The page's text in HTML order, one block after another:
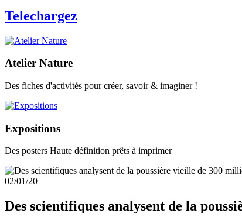
Telechargez
Atelier Nature
Des fiches d'activités pour créer, savoir & imaginer !
Expositions
Des posters Haute définition prêts à imprimer
02/01/20
Des scientifiques analysent de la